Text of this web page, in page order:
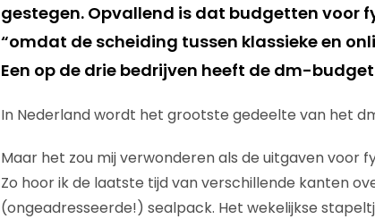
gestegen. Opvallend is dat budgetten voor
“omdat de scheiding tussen klassieke en
Een op de drie bedrijven heeft de dm-
In Nederland wordt het grootste gedeelte van het
Maar het zou mij verwonderen als de uitgaven voor
Zo hoor ik de laatste tijd van verschillende kanten
(ongeadresseerde!) sealpack. Het wekelijkse